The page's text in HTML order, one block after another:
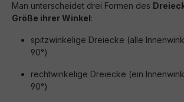
Man unterscheidet drei Formen des
Größe ihrer Winkel:
spitzwinkelige Dreiecke (alle
90°)
rechtwinkelige Dreiecke (ein
90°)